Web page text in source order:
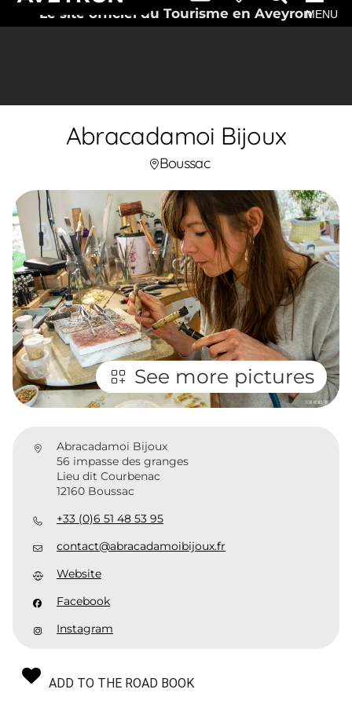
Le site officiel du Tourisme en AveyronMENU
Abracadamoi Bijoux
Boussac
See more pictures
Abracadamoi Bijoux
56 impasse des granges
Lieu dit Courbenac
12160 Boussac
+33 (0)6 51 48 53 95
contact@abracadamoibijoux.fr
Website
Facebook
Instagram
ADD TO THE ROAD BOOK